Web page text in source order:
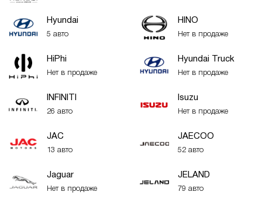
Hyundai
5 авто
HINO
Нет в продаже
HiPhi
Нет в продаже
Hyundai Truck
Нет в продаже
INFINITI
26 авто
Isuzu
Нет в продаже
JAC
13 авто
JAECOO
52 авто
Jaguar
Нет в продаже
JELAND
79 авто